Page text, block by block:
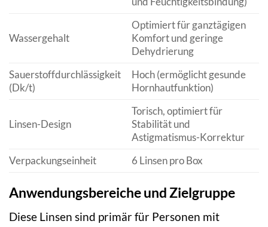
Wassergehalt
Optimiert für ganztägigen
Komfort und geringe
Dehydrierung
Sauerstoffdurchlässigkeit
(Dk/t)
Hoch (ermöglicht gesunde
Hornhautfunktion)
Linsen-Design
Torisch, optimiert für
Stabilität und
Astigmatismus-Korrektur
Verpackungseinheit
6 Linsen pro Box
Anwendungsbereiche und Zielgruppe
Diese Linsen sind primär für Personen mit